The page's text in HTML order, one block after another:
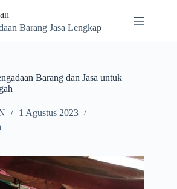
Barang Jasa Lengkap
Barang dan Jasa untuk
1 Agustus 2023